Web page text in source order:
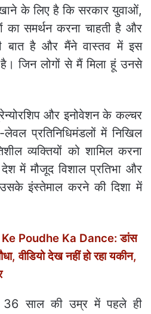
के लिए है कि सरकार युवाओं,
का समर्थन करना चाहती है और
बात है और मैंने वास्तव में इस
जिन लोगों से मैं मिला हूं उनसे
और इनोवेशन के कल्चर
लेवल प्रतिनिधिमंडलों में निखिल
व्यक्तियों को शामिल करना
में मौजूद विशाल प्रतिभा और
इंस्तेमाल करने की दिशा में
Poudhe Ka Dance: डांस
वीडियो देख नहीं हो रहा यकीन,
साल की उम्र में पहले ही